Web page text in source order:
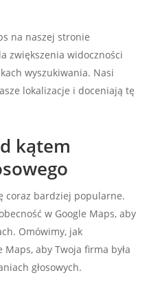
na naszej stronie
zwiększenia widoczności
wyszukiwania. Nasi
lokalizacje i doceniają tę
kątem
coraz bardziej popularne.
w Google Maps, aby
Omówimy, jak
aby Twoja firma była
głosowych.